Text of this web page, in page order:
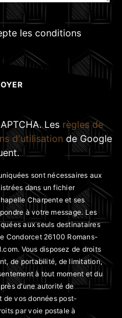
les conditions
Les règles de
d'utilisation de Google
sont nécessaires aux
dans un fichier
Charpente et ses
à votre message. Les
aux seuls destinataires
Condorcet 26100 Romans-
Vous disposez de droits
de portabilité, de limitation,
à tout moment et du
d’une autorité de
de vos données post-
par voie postale à